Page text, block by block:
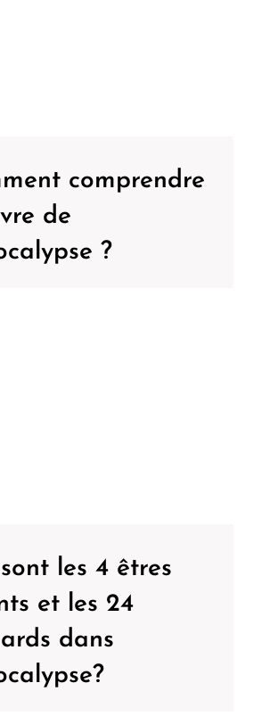
comprendre
de
?
les 4 êtres
et les 24
dans